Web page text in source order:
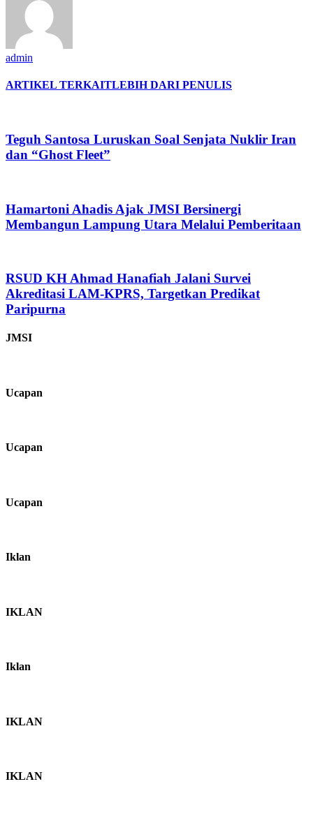
admin
ARTIKEL TERKAITLEBIH DARI PENULIS
Teguh Santosa Luruskan Soal Senjata Nuklir Iran
dan “Ghost Fleet”
Hamartoni Ahadis Ajak JMSI Bersinergi
Membangun Lampung Utara Melalui Pemberitaan
RSUD KH Ahmad Hanafiah Jalani Survei
Akreditasi LAM-KPRS, Targetkan Predikat
Paripurna
JMSI
Ucapan
Ucapan
Ucapan
Iklan
IKLAN
Iklan
IKLAN
IKLAN